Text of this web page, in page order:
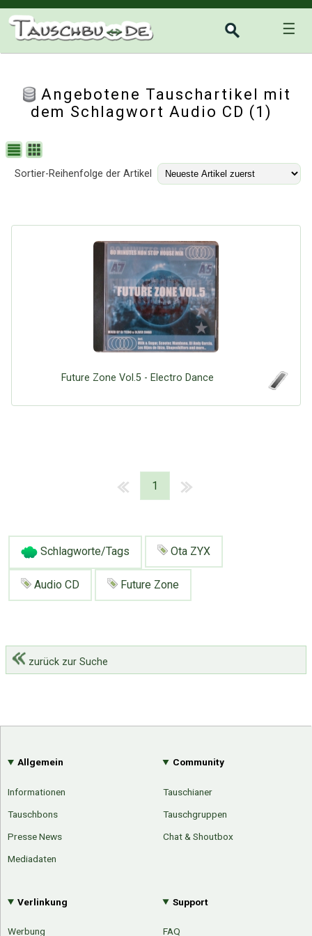
☰
Angebotene Tauschartikel mit
dem Schlagwort Audio CD (1)
Sortier-Reihenfolge der Artikel
Future Zone Vol.5 - Electro Dance
1
Schlagworte/Tags Ota ZYX
Audio CD Future Zone
zurück zur Suche
Allgemein
Informationen
Tauschbons
Presse News
Mediadaten
Community
Tauschianer
Tauschgruppen
Chat & Shoutbox
Verlinkung
Werbung
Support
FAQ